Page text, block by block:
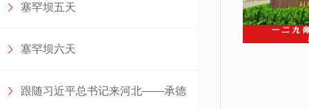
塞罕坝五天
塞罕坝六天
跟随习近平总书记来河北——承德